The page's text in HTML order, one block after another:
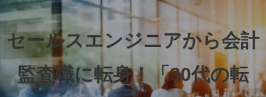
セールスエンジニアから会計
監査職に転身！「30代の転